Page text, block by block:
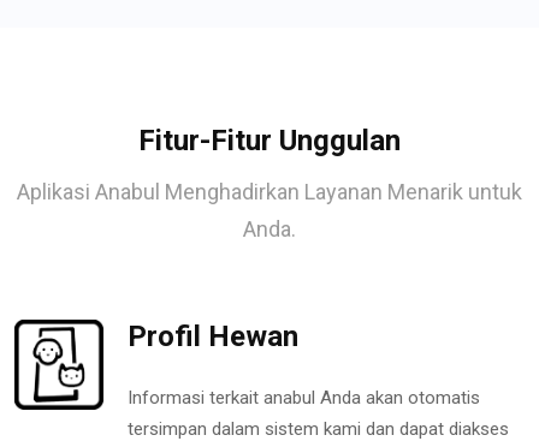
Fitur-Fitur Unggulan
Aplikasi Anabul Menghadirkan Layanan Menarik untuk
Anda.
Profil Hewan
Informasi terkait anabul Anda akan otomatis
tersimpan dalam sistem kami dan dapat diakses